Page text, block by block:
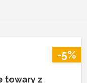
-5%
towary z